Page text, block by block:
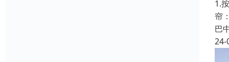
1.
帘
巴
24-